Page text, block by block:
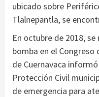
ubicado sobre
Tlalnepantla, se
En octubre de 2018,
bomba en el
de Cuernavaca
Protección Civil
de emergencia para